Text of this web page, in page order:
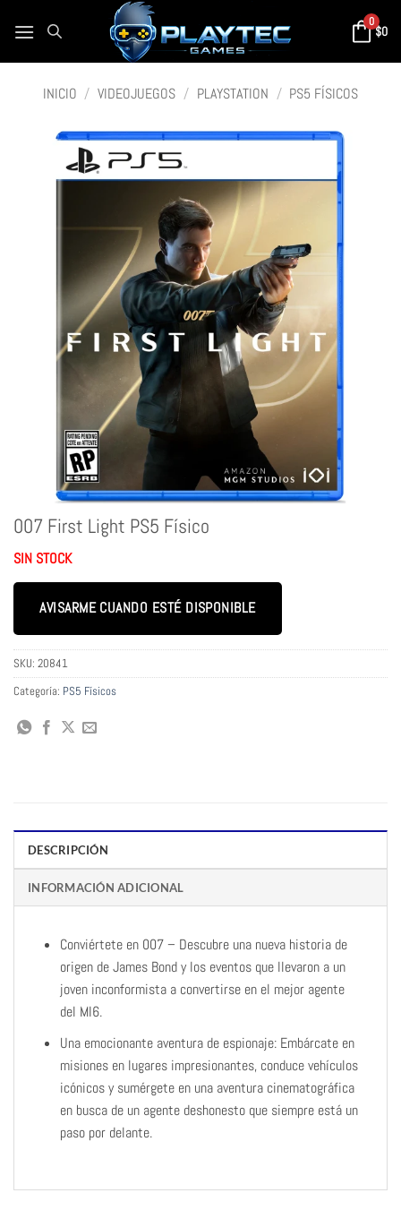
0
$0
INICIO / VIDEOJUEGOS / PLAYSTATION / PS5 FÍSICOS
007 First Light PS5 Físico
SIN STOCK
AVISARME CUANDO ESTÉ DISPONIBLE
SKU: 20841
Categoría: PS5 Físicos
DESCRIPCIÓN
INFORMACIÓN ADICIONAL
Conviértete en 007 – Descubre una nueva historia de
origen de James Bond y los eventos que llevaron a un
joven inconformista a convertirse en el mejor agente
del MI6.
Una emocionante aventura de espionaje: Embárcate en
misiones en lugares impresionantes, conduce vehículos
icónicos y sumérgete en una aventura cinematográfica
en busca de un agente deshonesto que siempre está un
paso por delante.